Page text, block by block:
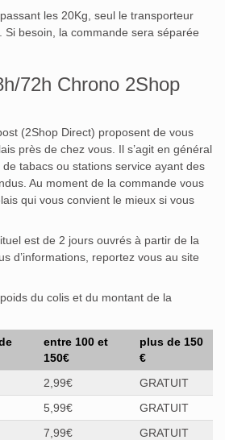
les 20Kg, seul le transporteur
Si besoin, la commande sera séparée
72h Chrono 2Shop
(2Shop Direct) proposent de vous
près de chez vous. Il s’agit en général
tabacs ou stations service ayant des
Au moment de la commande vous
qui vous convient le mieux si vous
est de 2 jours ouvrés à partir de la
d’informations, reportez vous au site
du colis et du montant de la
entre 100 et
150€
plus de 150
€
2,99€
GRATUIT
5,99€
GRATUIT
7,99€ GRATUIT